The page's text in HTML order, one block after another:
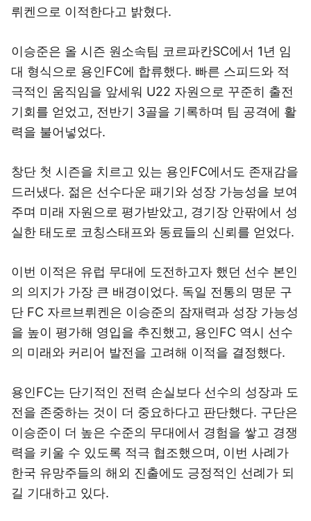
뤼켄으로 이적한다고 밝혔다.
이승준은 올 시즌 원소속팀 코르파칸SC에서 1년 임
대 형식으로 용인FC에 합류했다. 빠른 스피드와 적
극적인 움직임을 앞세워 U22 자원으로 꾸준히 출전
기회를 얻었고, 전반기 3골을 기록하며 팀 공격에 활
력을 불어넣었다.
창단 첫 시즌을 치르고 있는 용인FC에서도 존재감을
드러냈다. 젊은 선수다운 패기와 성장 가능성을 보여
주며 미래 자원으로 평가받았고, 경기장 안팎에서 성
실한 태도로 코칭스태프와 동료들의 신뢰를 얻었다.
이번 이적은 유럽 무대에 도전하고자 했던 선수 본인
의 의지가 가장 큰 배경이었다. 독일 전통의 명문 구
단 FC 자르브뤼켄은 이승준의 잠재력과 성장 가능성
을 높이 평가해 영입을 추진했고, 용인FC 역시 선수
의 미래와 커리어 발전을 고려해 이적을 결정했다.
용인FC는 단기적인 전력 손실보다 선수의 성장과 도
전을 존중하는 것이 더 중요하다고 판단했다. 구단은
이승준이 더 높은 수준의 무대에서 경험을 쌓고 경쟁
력을 키울 수 있도록 적극 협조했으며, 이번 사례가
한국 유망주들의 해외 진출에도 긍정적인 선례가 되
길 기대하고 있다.